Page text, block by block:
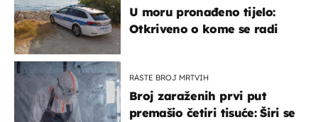
U moru pronađeno tijelo:
Otkriveno o kome se radi
RASTE BROJ MRTVIH
Broj zaraženih prvi put
premašio četiri tisuće: Širi se